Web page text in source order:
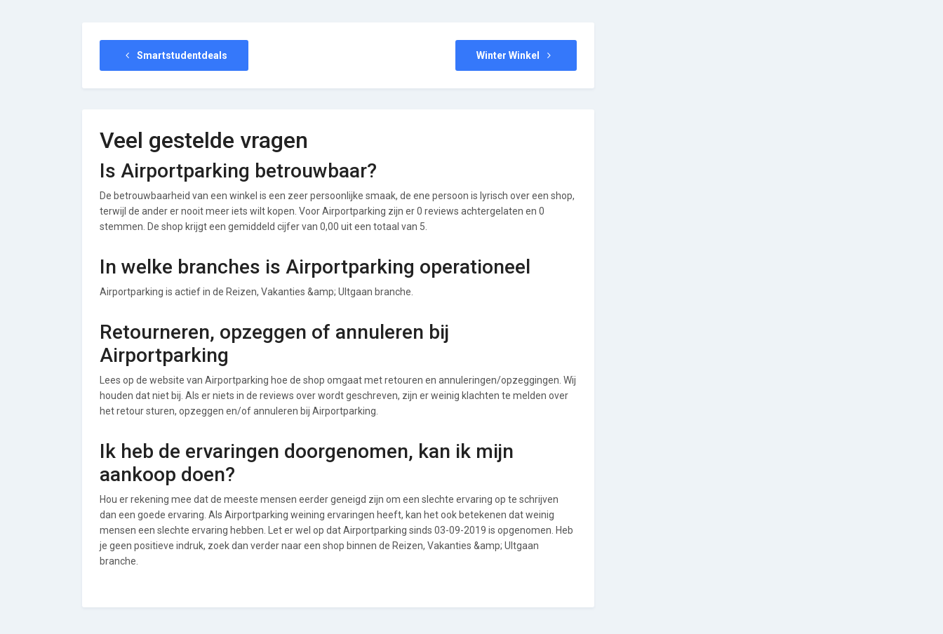
Smartstudentdeals Winter Winkel
Veel gestelde vragen
Is Airportparking betrouwbaar?
De betrouwbaarheid van een winkel is een zeer persoonlijke smaak, de ene persoon is lyrisch over een shop,
terwijl de ander er nooit meer iets wilt kopen. Voor Airportparking zijn er 0 reviews achtergelaten en 0
stemmen. De shop krijgt een gemiddeld cijfer van 0,00 uit een totaal van 5.
In welke branches is Airportparking operationeel
Airportparking is actief in de Reizen, Vakanties &amp; UItgaan branche.
Retourneren, opzeggen of annuleren bij
Airportparking
Lees op de website van Airportparking hoe de shop omgaat met retouren en annuleringen/opzeggingen. Wij
houden dat niet bij. Als er niets in de reviews over wordt geschreven, zijn er weinig klachten te melden over
het retour sturen, opzeggen en/of annuleren bij Airportparking.
Ik heb de ervaringen doorgenomen, kan ik mijn
aankoop doen?
Hou er rekening mee dat de meeste mensen eerder geneigd zijn om een slechte ervaring op te schrijven
dan een goede ervaring. Als Airportparking weining ervaringen heeft, kan het ook betekenen dat weinig
mensen een slechte ervaring hebben. Let er wel op dat Airportparking sinds 03-09-2019 is opgenomen. Heb
je geen positieve indruk, zoek dan verder naar een shop binnen de Reizen, Vakanties &amp; UItgaan
branche.